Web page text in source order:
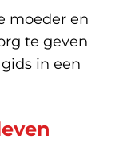
moeder en
te geven
in een